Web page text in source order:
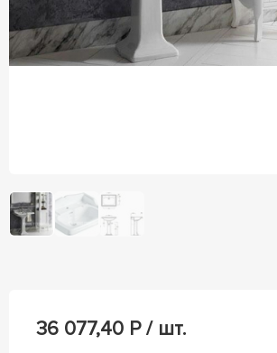
36 077,40 Р / шт.